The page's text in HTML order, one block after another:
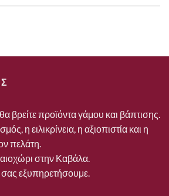
βρείτε προϊόντα γάμου και βάπτισης.
η ειλικρίνεια, η αξιοπιστία και η
πελάτη.
στην Καβάλα.
εξυπηρετήσουμε.